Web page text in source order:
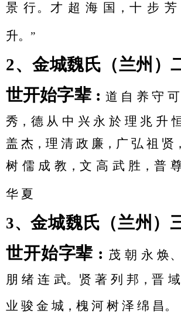
景 行。才 超 海 国，十 步
升。 ”
2、金城魏氏（兰州）
世开始字辈 :道 自 养 守 可
秀，德 从 中 兴 永 於 理 兆 升
盖 杰，理 清 政 廉，广 弘 祖 贤
树 儒 成 教，文 高 武 胜，普
华 夏
3、金城魏氏（兰州）
世开始字辈 : 茂 朝 永 焕
朋 绪 连 武。贤 著 列 邦，晋 域
业 骏 金 城，槐 河 树 泽 绵 昌。